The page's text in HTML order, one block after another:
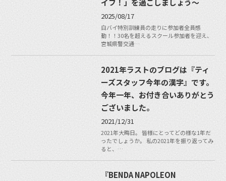
イフ！」を過ごしましょう〜
2025/08/17
白バイ特別訓練員の走りに参加者全員感
動！！30名を超えるスクール参加者を迎え、
宮城県警交通…
2021年ラストのブログは『ティ
ーズスタッフ今年の漢字』です。
今年一年、お付き合いありがとう
ございました。
2021/12/31
2021年大晦日。 皆様にとってどの様な1年だ
ったでしょうか。 私の2021年を振り返ってみ
ると、…
『BENDA NAPOLEON